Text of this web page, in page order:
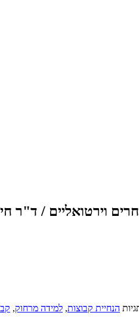
וירטואליים / ד"ר
הנחיית קבוצות, למידה מרחוק,